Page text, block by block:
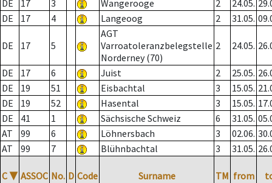
DE
17 3 Wangerooge 2 24.05.
DE
17 4 Langeoog 2 31.05.
DE 17 5
AGT
Varroatoleranzbelegstelle
Norderney (70)
2 24.05.
DE 17 6 Juist 2 25.05.
DE
19 51 Eisbachtal 3 15.05.
DE
19 52 Hasental 3 15.05.
DE
41 1 Sächsische Schweiz 6 31.05.
AT
99 6 Löhnersbach 3 02.06.
AT
99 7 Blühnbachtal 3 31.05.
C ▼ ASSOC No. D Code Surname TM from